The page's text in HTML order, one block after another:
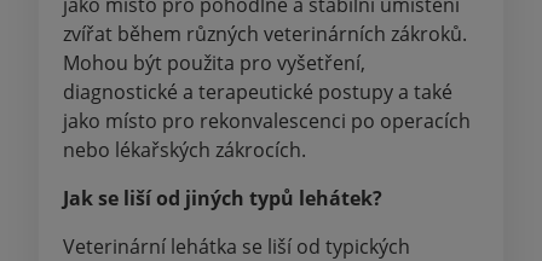
zvířat během různých veterinárních zákroků.
Mohou být použita pro vyšetření,
diagnostické a terapeutické postupy a také
jako místo pro rekonvalescenci po operacích
nebo lékařských zákrocích.
Jak se liší od jiných typů lehátek?
Veterinární lehátka se liší od typických